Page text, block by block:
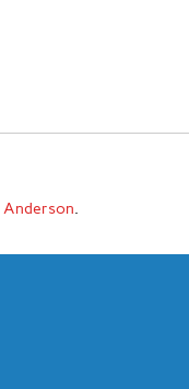
Anderson.